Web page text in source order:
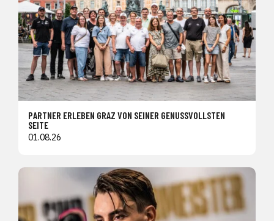
PARTNER ERLEBEN GRAZ VON SEINER GENUSSVOLLSTEN
SEITE
01.08.26